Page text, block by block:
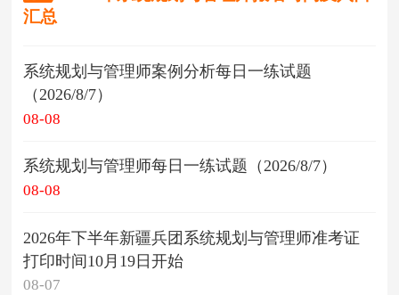
汇总
系统规划与管理师案例分析每日一练试题
（2026/8/7）
08-08
系统规划与管理师每日一练试题（2026/8/7）
08-08
2026年下半年新疆兵团系统规划与管理师准考证
打印时间10月19日开始
08-07